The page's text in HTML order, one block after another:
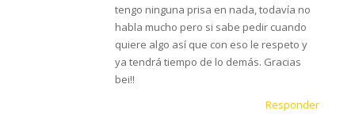
tengo ninguna prisa en nada, todavía no
habla mucho pero si sabe pedir cuando
quiere algo así que con eso le respeto y
ya tendrá tiempo de lo demás. Gracias
bei!!
Responder